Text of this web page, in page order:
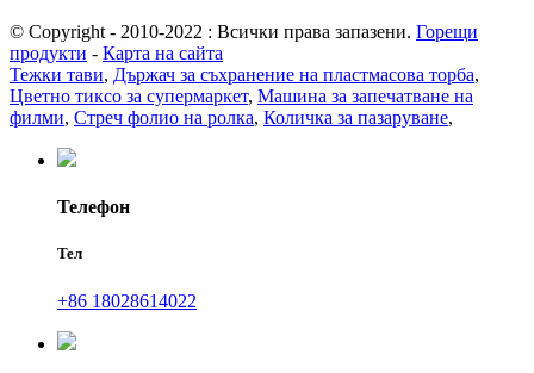
© Copyright - 2010-2022 : Всички права запазени. Горещи
продукти - Карта на сайта
Тежки тави, Държач за съхранение на пластмасова торба,
Цветно тиксо за супермаркет, Машина за запечатване на
филми, Стреч фолио на ролка, Количка за пазаруване,
Телефон
Тел
+86 18028614022